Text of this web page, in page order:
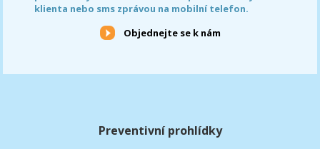
klienta nebo sms zprávou na mobilní telefon.
Objednejte se k nám
Preventivní prohlídky